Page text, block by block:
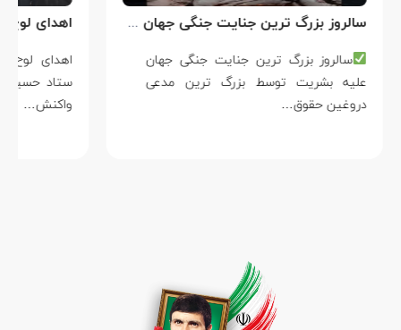
سالروز بزرگ ترین جنایت جنگی جهان علیه بشریت توسط بزرگ ترین مدعی دروغین حقوق بشر
سالروز بزرگ ترین جنایت جنگی جهان
علیه بشریت توسط بزرگ ترین مدعی
دروغین حقوق…
واکنش…